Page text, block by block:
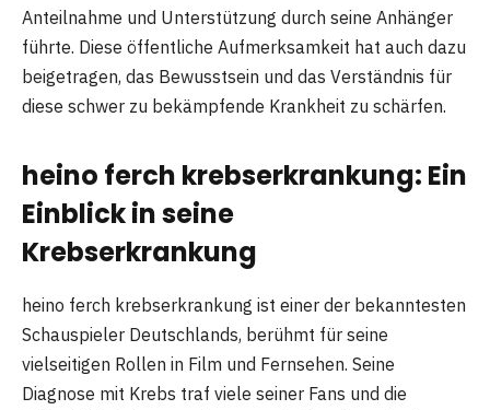
Anteilnahme und Unterstützung durch seine Anhänger
führte. Diese öffentliche Aufmerksamkeit hat auch dazu
beigetragen, das Bewusstsein und das Verständnis für
diese schwer zu bekämpfende Krankheit zu schärfen.
heino ferch krebserkrankung: Ein
Einblick in seine
Krebserkrankung
heino ferch krebserkrankung ist einer der bekanntesten
Schauspieler Deutschlands, berühmt für seine
vielseitigen Rollen in Film und Fernsehen. Seine
Diagnose mit Krebs traf viele seiner Fans und die